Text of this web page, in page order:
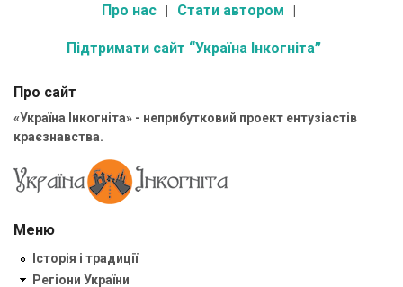
Про нас Стати автором
Підтримати сайт “Україна Інкогніта”
Про сайт
«Україна Інкогніта» - неприбутковий проект ентузіастів
краєзнавства.
Меню
Історія і традиції
Регіони України